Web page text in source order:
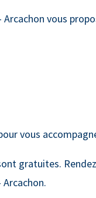
vous
vous
gratuites.